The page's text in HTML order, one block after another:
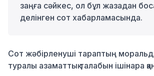
заңға сәйкес, ол бұл жазадан
делінген сот хабарламасында.
Сот жәбірленуші тараптың
туралы азаматтық талабын ішінара